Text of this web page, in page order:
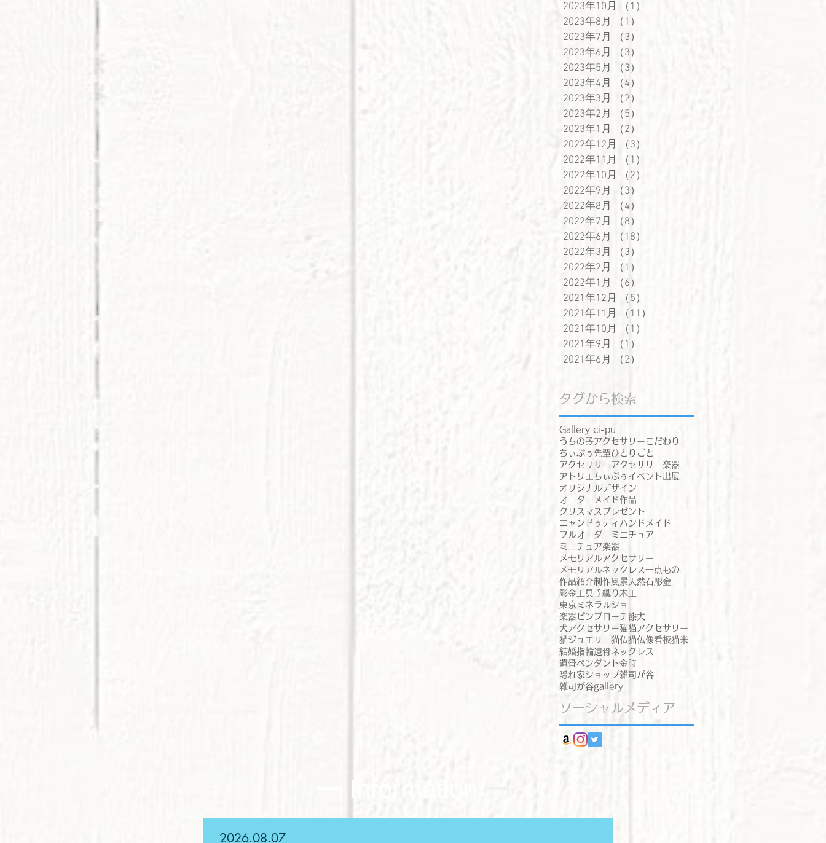
2023年10月
（1）
2023年8月
（1）
2023年7月
（3）
2023年6月
（3）
2023年5月
（3）
2023年4月
（4）
2023年3月
（2）
2023年2月
（5）
2023年1月
（2）
2022年12月
（3）
2022年11月
（1）
2022年10月
（2）
2022年9月
（3）
2022年8月
（4）
2022年7月
（8）
2022年6月
（18）
2022年3月
（3）
2022年2月
（1）
2022年1月
（6）
2021年12月
（5）
2021年11月
（11）
2021年10月
（1）
2021年9月
（1）
2021年6月
（2）
タグから検索
Gallery ci-pu
うちの子アクセサリー こだわり
ちぃぷぅ先輩ひとりごと
アクセサリーアクセサリー楽器
アトリエちぃぷぅ イベント出展
オリジナルデザイン
オーダーメイド作品
クリスマスプレゼント
ニャンドゥティ ハンドメイド
フルオーダー ミニチュア
ミニチュア楽器
メモリアルアクセサリー
メモリアルネックレス一点もの
作品紹介制作風景天然石彫金
彫金工具手織り 木工
東京ミネラルショー
楽器ピンブローチ漆犬
犬アクセサリー猫猫アクセサリー
猫ジュエリー猫仏猫仏像看板猫米
結婚指輪遺骨ネックレス
遺骨ペンダント金時
隠れ家ショップ雑司が谷
雑司が谷gallery
ソーシャルメディア
ー Information
2026.08.07